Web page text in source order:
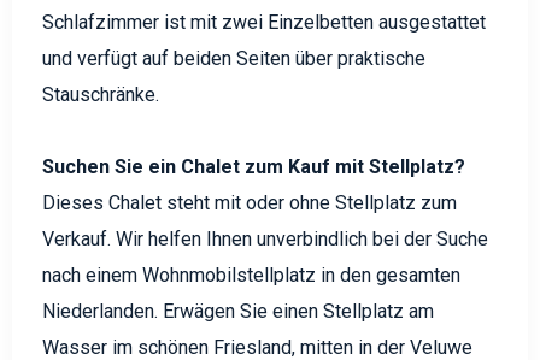
Schlafzimmer ist mit zwei Einzelbetten ausgestattet
und verfügt auf beiden Seiten über praktische
Stauschränke.
Suchen Sie ein Chalet zum Kauf mit Stellplatz?
Dieses Chalet steht mit oder ohne Stellplatz zum
Verkauf. Wir helfen Ihnen unverbindlich bei der Suche
nach einem Wohnmobilstellplatz in den gesamten
Niederlanden. Erwägen Sie einen Stellplatz am
Wasser im schönen Friesland, mitten in der Veluwe